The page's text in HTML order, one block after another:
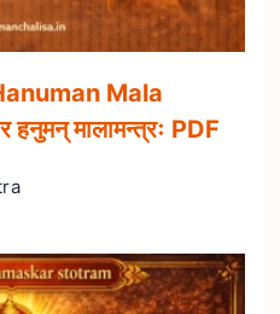
Mala
हनुमन् मालामन्त्रः PDF